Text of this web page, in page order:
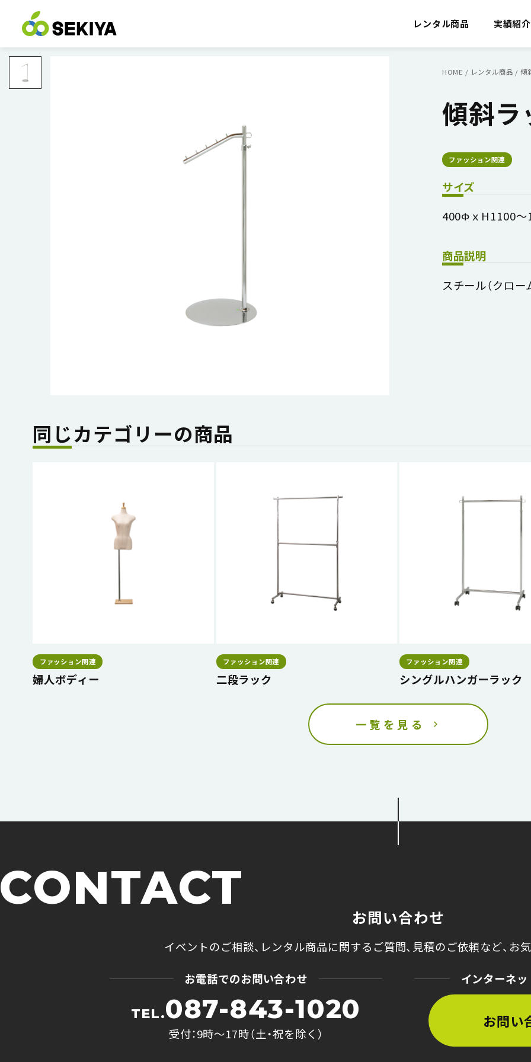
レンタル商品 実績紹介
HOME / レンタル商品 /傾
傾斜ラ
ファッション関連
サイズ
400ΦｘH1100～
商品説明
スチール（クロー
同じカテゴリーの商品
ファッション関連
婦人ボディー
ファッション関連
二段ラック
ファッション関連
シングルハンガーラック
一覧を見る
お問い合わせ
イベントのご相談、 レンタル商品に関するご質問、 見積のご依頼など、 お
お電話でのお問い合わせ
TEL.087-843-1020
受付：9時〜17時（土・祝を除く）
インターネ
お問い